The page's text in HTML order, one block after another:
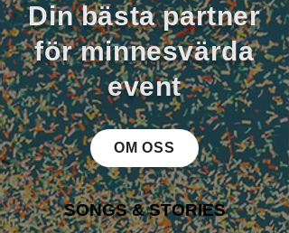
Din bästa partner
för minnesvärda
event
OM OSS
SONGS & STORIES